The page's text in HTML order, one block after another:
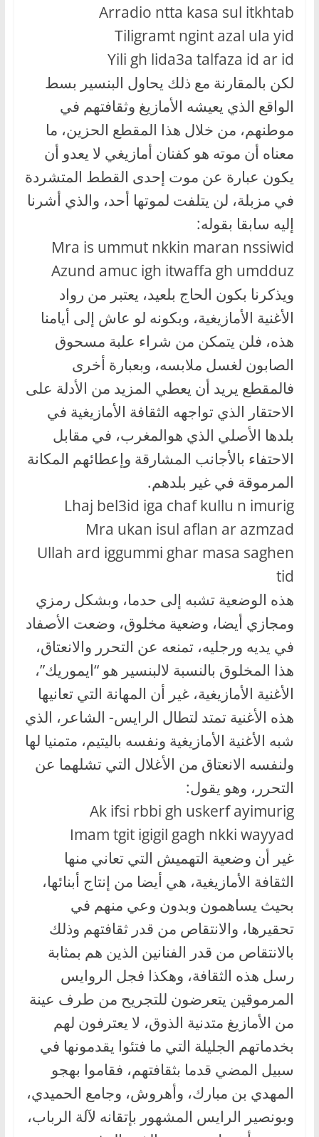
Arradio ntta kasa sul itkhtab
Tiligramt ngint azal ula yid
Yili gh lida3a talfaza id ar id
لكن بالمقارنة مع ذلك يحاول البنسير بسط
الواقع الذي يعيشه الأمازيغ وثقافتهم في
موطنهم، من خلال هذا المقطع الحزين، ما
معناه أن موته هو كفنان أمازيغي لا يعدو أن
يكون عبارة عن موت إحدى القطط المتشردة
في مزبلة، لن يتلفت لموتها أحد، والذي أشرنا
إليه سابقا بقوله:
Mra is ummut nkkin maran nssiwid
Azund amuc igh itwaffa gh umdduz
ويذكرنا بكون الحاج بلعيد، يعتبر من رواد
الأغنية الأمازيغية، وبكونه لو عاش إلى أيامنا
هذه، فلن يتمكن من شراء علبة مسحوق
الصابون لغسل ملابسه، وبعبارة أخرى
فالمقطع يريد أن يعطي المزيد من الأدلة على
الاحتقار الذي تواجهه الثقافة الأمازيغية في
بلدها الأصلي الذي هوالمغرب، في مقابل
الاحتفاء بالأجانب المشارقة وإعطائهم المكانة
المرموقة في غير بلدهم.
Lhaj bel3id iga chaf kullu n imurig
Mra ukan isul aflan ar azmzad
Ullah ard iggummi ghar masa saghen
tid
هذه الوضعية تشبه إلى حدما، وبشكل رمزي
ومجازي أيضا، وضعية مخلوق، وضعت الأصفاد
في يديه ورجليه، تمنعه عن التحرر والانعتاق،
هذا المخلوق بالنسبة لالبنسير هو “ايموريك”،
الأغنية الأمازيغية، غير أن المهانة التي تعانيها
هذه الأغنية تمتد لتطال الرايس- الشاعر، الذي
شبه الأغنية الأمازيغية ونفسه باليتيم، متمنيا لها
ولنفسه الانعتاق من الأغلال التي تشلهما عن
التحرر، وهو يقول:
Ak ifsi rbbi gh uskerf ayimurig
Imam tgit igigil gagh nkki wayyad
غير أن وضعية التهميش التي تعاني منها
الثقافة الأمازيغية، هي أيضا من إنتاج أبنائها،
بحيث يساهمون وبدون وعي منهم في
تحقيرها، والانتقاص من قدر ثقافتهم وذلك
بالانتقاص من قدر الفنانين الذين هم بمثابة
رسل هذه الثقافة، وهكذا فجل الروايس
المرموقين يتعرضون للتجريح من طرف عينة
من الأمازيغ متدنية الذوق، لا يعترفون لهم
بخدماتهم الجليلة التي ما فتئوا يقدمونها في
سبيل المضي قدما بثقافتهم، فقاموا بهجو
المهدي بن مبارك، وأهروش، وجامع الحميدي،
وبونصير الرايس المشهور بإتقانه لآلة الرباب،